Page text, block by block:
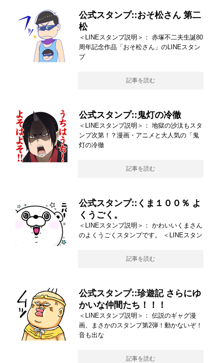
公式スタンプ::おそ松さん 第二
松
＜LINEスタンプ説明＞： 赤塚不二夫生誕80
周年記念作品「おそ松さん」のLINEスタン
プ
記事を読む
公式スタンプ::鬼灯の冷徹
＜LINEスタンプ説明＞： 地獄の沙汰もスタ
ンプ次第！？漫画・アニメと大人気の「鬼
灯の冷徹
記事を読む
公式スタンプ::くま１００％ よ
くうごく。
＜LINEスタンプ説明＞： かわいいくまさん
のよくうごくスタンプです。 ＜LINEスタン
記事を読む
公式スタンプ::珍遊記 さらにゆ
かいな仲間たち！！！
＜LINEスタンプ説明＞： 伝説のギャグ漫
画、まさかのスタンプ第2弾！動かないぞ！
音も出な
記事を読む